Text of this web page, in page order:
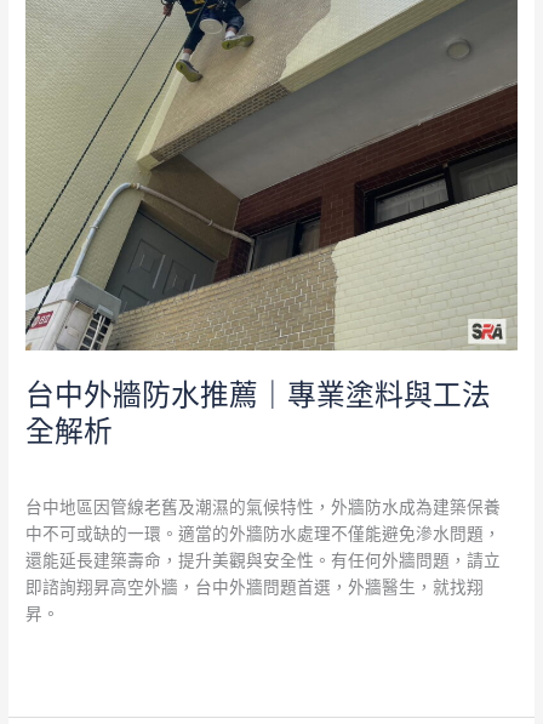
台中外牆防水推薦｜專業塗料與工法
全解析
台中地區因管線老舊及潮濕的氣候特性，外牆防水成為建築保養
中不可或缺的一環。適當的外牆防水處理不僅能避免滲水問題，
還能延長建築壽命，提升美觀與安全性。有任何外牆問題，請立
即諮詢翔昇高空外牆，台中外牆問題首選，外牆醫生，就找翔
昇。
料
與
工
法
全
解
析